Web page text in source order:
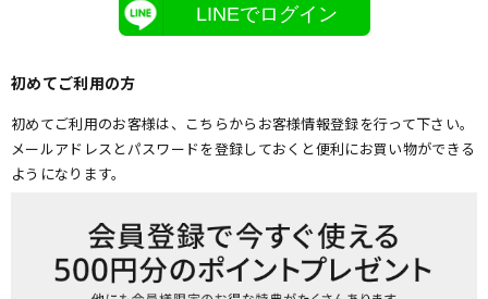
LINEでログイン
初めてご利用の方
初めてご利用のお客様は、こちらからお客様情報登録を行って下さい。
メールアドレスとパスワードを登録しておくと便利にお買い物ができる
ようになります。